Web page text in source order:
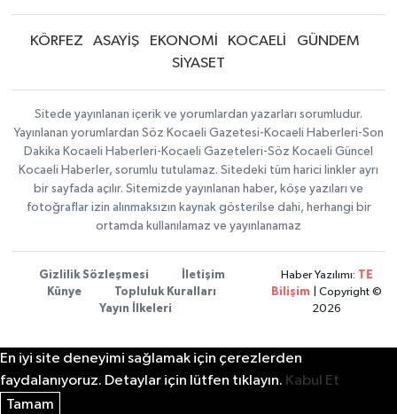
KÖRFEZ ASAYİŞ EKONOMİ KOCAELİ
GÜNDEM
SİYASET
Sitede yayınlanan içerik ve yorumlardan yazarları sorumludur.
Yayınlanan yorumlardan Söz Kocaeli Gazetesi-Kocaeli Haberleri-Son
Dakika Kocaeli Haberleri-Kocaeli Gazeteleri-Söz Kocaeli Güncel
Kocaeli Haberler, sorumlu tutulamaz. Sitedeki tüm harici linkler ayrı
bir sayfada açılır. Sitemizde yayınlanan haber, köşe yazıları ve
fotoğraflar izin alınmaksızın kaynak gösterilse dahi, herhangi bir
ortamda kullanılamaz ve yayınlanamaz
Gizlilik Sözleşmesi
İletişim
Künye
Topluluk Kuralları
Yayın İlkeleri
Haber Yazılımı:
TE
Bilişim | Copyright ©
2026
En iyi site deneyimi sağlamak için çerezlerden
faydalanıyoruz. Detaylar için lütfen tıklayın. Kabul Et
Tamam